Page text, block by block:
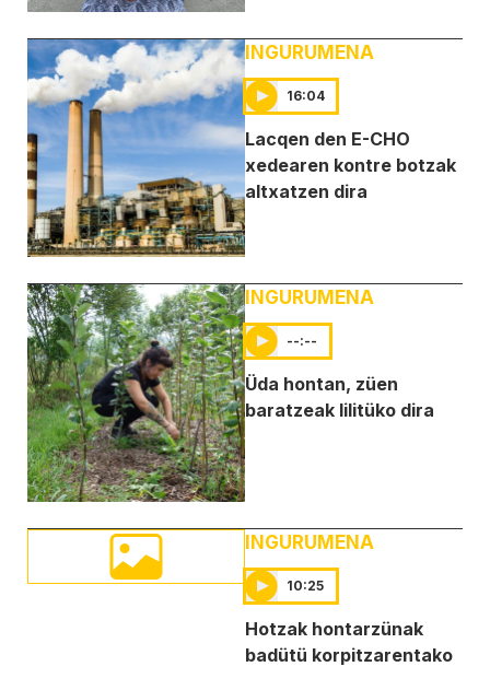
INGURUMENA
16:04
Lacqen den E-CHO
xedearen kontre botzak
altxatzen dira
INGURUMENA
--:--
Üda hontan, züen
baratzeak lilitüko dira
INGURUMENA
10:25
Hotzak hontarzünak
badütü korpitzarentako